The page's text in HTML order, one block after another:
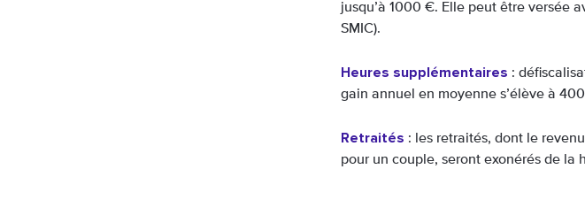
jusqu’à 1000 €. Elle peut être versée
SMIC).
Heures supplémentaires :
gain annuel en moyenne s’élève à
Retraités : les retraités, dont le
pour un couple, seront exonérés de la